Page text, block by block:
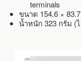
terminals
ขนาด 154.6 ×
น้ำหนัก 323 กรัม (